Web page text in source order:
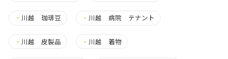
・ 川越 珈琲豆 ・ 川越 病院 テナント
・ 川越 皮製品 ・ 川越 着物